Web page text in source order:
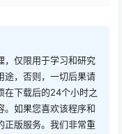
，仅限用于学习和研究
途，否则，一切后果请
在下载后的24个小时之
。如果您喜欢该程序和
正版服务。我们非常重